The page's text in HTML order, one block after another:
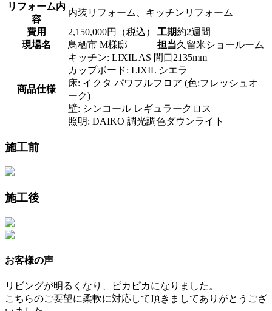
リフォーム内
容
内装リフォーム、キッチンリフォーム
費用
2,150,000円（税込） 工期約2週間
現場名
鳥栖市 M様邸 担当久留米ショールーム
商品仕様
キッチン: LIXIL AS 間口2135mm
カップボード: LIXIL シエラ
床: イクタ パワフルフロア (色:フレッシュオ
ーク)
壁: シンコール レギュラークロス
照明: DAIKO 調光調色ダウンライト
施工前
施工後
お客様の声
リビングが明るくなり、ピカピカになりました。
こちらのご要望に柔軟に対応して頂きましてありがとうござ